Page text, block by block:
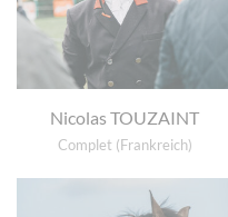
Nicolas TOUZAINT
Complet (Frankreich)